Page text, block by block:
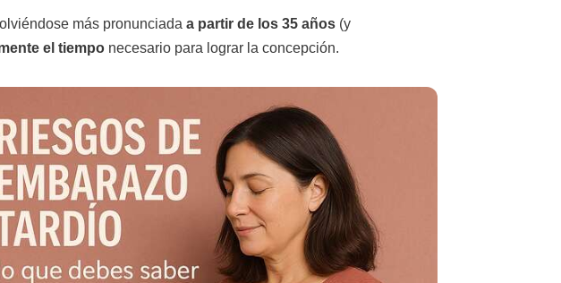
más pronunciada a partir de los 35 años (y
el tiempo necesario para lograr la concepción.